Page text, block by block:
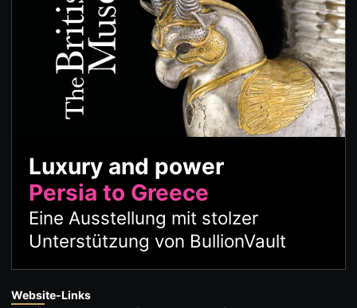
Luxury and power
Persia to Greece
Eine Ausstellung mit stolzer
Unterstützung von BullionVault
Website-Links